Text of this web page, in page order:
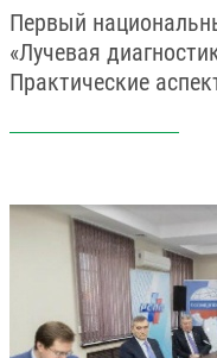
Первый
«Лучевая
Практические